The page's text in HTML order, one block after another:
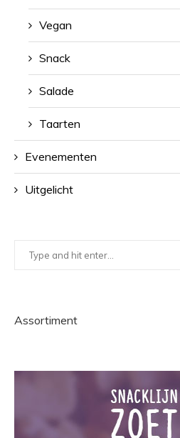
Vegan
Snack
Salade
Taarten
Evenementen
Uitgelicht
Assortiment